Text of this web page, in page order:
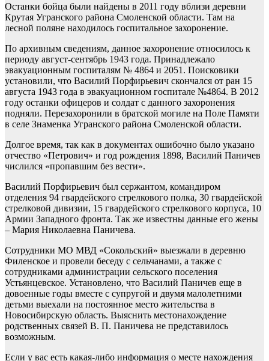
Останки бойца были найдены в 2011 году вблизи деревни
Крутая Угранского района Смоленской области. Там на
лесной поляне находилось госпитальное захоронение.
По архивным сведениям, данное захоронение относилось к
периоду август-сентябрь 1943 года. Принадлежало
эвакуационным госпиталям № 4864 и 2051. Поисковики
установили, что Василий Порфирьевич скончался от ран 15
августа 1943 года в эвакуационном госпитале №4864. В 2012
году останки офицеров и солдат с данного захоронения
подняли. Перезахоронили в братской могиле на Поле Памяти
в селе Знаменка Угранского района Смоленской области.
Долгое время, так как в документах ошибочно было указано
отчество «Петрович» и год рождения 1898, Василий Паничев
числился «пропавшим без вести».
Василий Порфирьевич был сержантом, командиром
отделения 94 гвардейского стрелкового полка, 30 гвардейской
стрелковой дивизии, 15 гвардейского стрелкового корпуса, 10
Армии Западного фронта. Так же известны данные его жены
– Мария Николаевна Паничева.
Сотрудники МО МВД «Сокольский» выезжали в деревню
Филенское и провели беседу с сельчанами, а также с
сотрудниками администрации сельского поселения
Устьянцевское. Установлено, что Василий Паничев еще в
довоенные годы вместе с супругой и двумя малолетними
детьми выехали на постоянное место жительства в
Новосибирскую область. Выяснить местонахождение
родственных связей В. П. Паничева не представилось
возможным.
Если у вас есть какая-либо информация о месте нахождения